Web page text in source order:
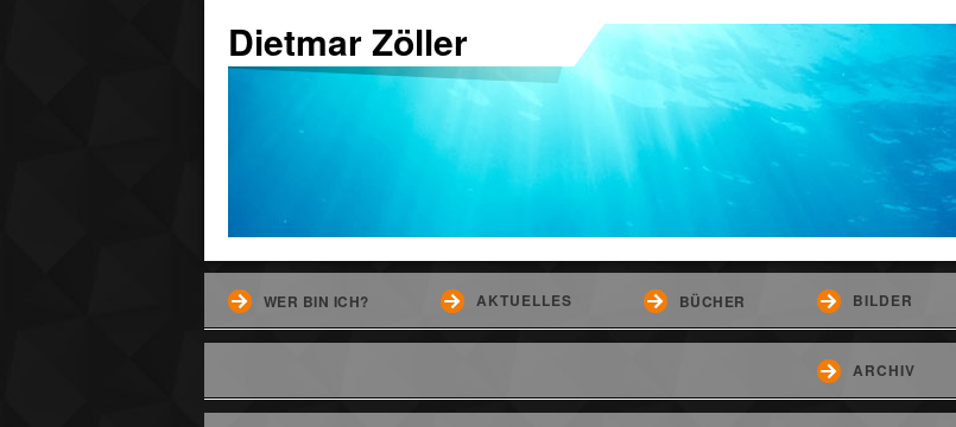
Dietmar Zöller
WER BIN ICH? AKTUELLES BÜCHER BILDER
ARCHIV